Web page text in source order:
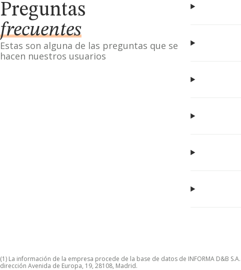
Preguntas
frecuentes
Estas son alguna de las preguntas que se
hacen nuestros usuarios
(1) La información de la empresa procede de la base de datos de INFORMA D&B
dirección Avenida de Europa, 19, 28108, Madrid.